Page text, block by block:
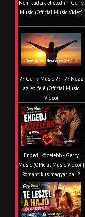
Nem tudlak elfeledni - Gerry
Music (Official Music Video)
?? Gerry Music ?? - ?? Nézz
az ég felé (Official Music
Video)
Engedj közelebb - Gerry
Music (Official Music Video) |
Romantikus magyar dal ?